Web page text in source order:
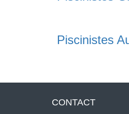
Piscinistes
CONTACT